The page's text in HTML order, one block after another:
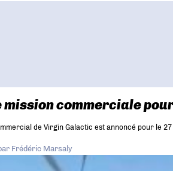
mission commerciale
de Virgin Galactic est annoncé pour le
Frédéric Marsaly